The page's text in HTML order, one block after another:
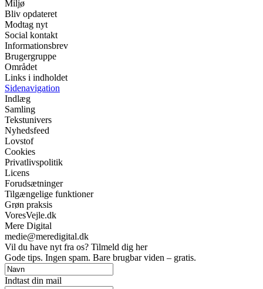
Miljø
Bliv opdateret
Modtag nyt
Social kontakt
Informationsbrev
Brugergruppe
Området
Links i indholdet
Sidenavigation
Indlæg
Samling
Tekstunivers
Nyhedsfeed
Lovstof
Cookies
Privatlivspolitik
Licens
Forudsætninger
Tilgængelige funktioner
Grøn praksis
VoresVejle.dk
Mere Digital
medie@meredigital.dk
Vil du have nyt fra os? Tilmeld dig her
Gode tips. Ingen spam. Bare brugbar viden – gratis.
Indtast din mail